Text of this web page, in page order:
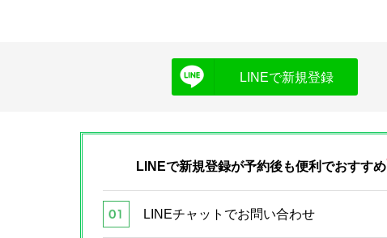
LINEで新規登録
LINEで新規登録が予約後も便利でおすすめ
LINEチャットでお問い合わせ